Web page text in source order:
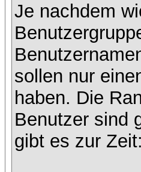
Je nachdem
sollen nur
haben. Die
Benutzer sind
gibt es zur Zeit: